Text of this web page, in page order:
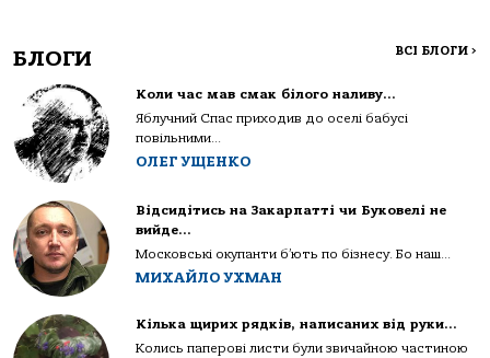
БЛОГИ ВСІ БЛОГИ >
Коли час мав смак білого наливу…
Яблучний Спас приходив до оселі бабусі
повільними...
ОЛЕГ УЩЕНКО
Відсидітись на Закарпатті чи Буковелі не
вийде…
Московські окупанти б’ють по бізнесу. Бо наш...
МИХАЙЛО УХМАН
Кілька щирих рядків, написаних від руки…
Колись паперові листи були звичайною частиною